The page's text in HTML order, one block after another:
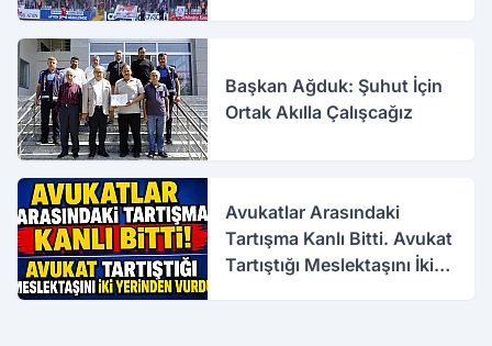
Başkan Ağduk: Şuhut İçin
Ortak Akılla Çalışcağız
Avukatlar Arasındaki
Tartışma Kanlı Bitti. Avukat
Tartıştığı Meslektaşını İki